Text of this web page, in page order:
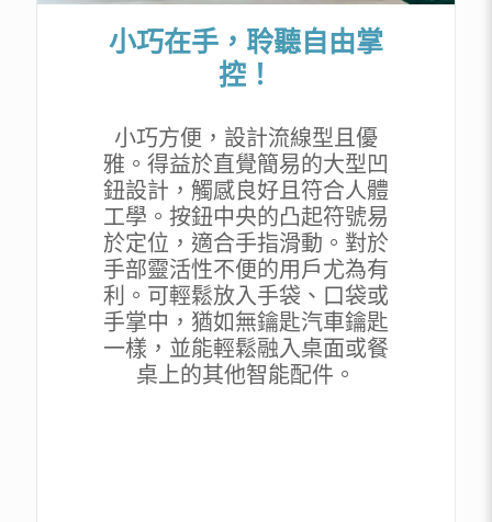
小巧在手，聆聽自由掌
控！
小巧方便，設計流線型且優
雅。得益於直覺簡易的大型凹
鈕設計，觸感良好且符合人體
工學。按鈕中央的凸起符號易
於定位，適合手指滑動。對於
手部靈活性不便的用戶尤為有
利。可輕鬆放入手袋、口袋或
手掌中，猶如無鑰匙汽車鑰匙
一樣，並能輕鬆融入桌面或餐
桌上的其他智能配件。